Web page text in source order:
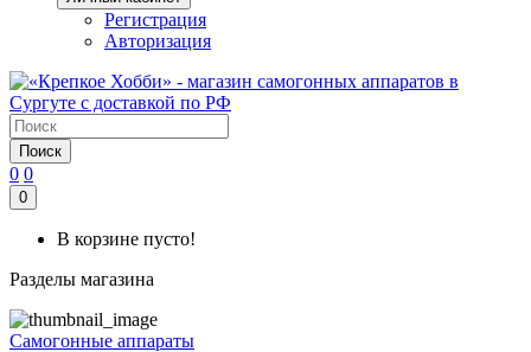
Регистрация
Авторизация
Поиск
0 0
0
В корзине пусто!
Разделы магазина
Самогонные аппараты